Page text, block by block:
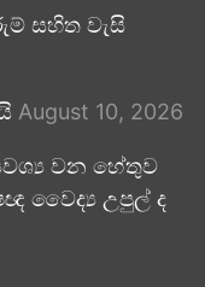
සහිත වැසි
August 10, 2026
වන හේතුව
වෛද්‍ය උපුල් ද